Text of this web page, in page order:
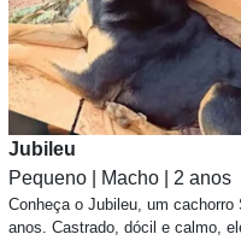
Jubileu
Pequeno | Macho | 2 anos
Conheça o Jubileu, um cachorro
anos. Castrado, dócil e calmo,